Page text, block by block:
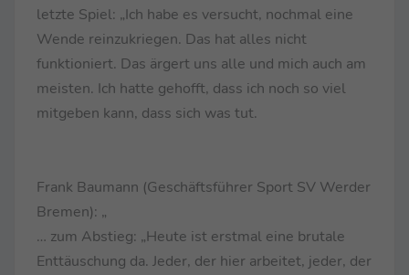
letzte Spiel: „Ich habe es versucht, nochmal eine
Wende reinzukriegen. Das hat alles nicht
funktioniert. Das ärgert uns alle und mich auch am
meisten. Ich hatte gehofft, dass ich noch so viel
mitgeben kann, dass sich was tut.
Frank Baumann (Geschäftsführer Sport SV Werder
Bremen): „
… zum Abstieg: „Heute ist erstmal eine brutale
Enttäuschung da. Jeder, der hier arbeitet, jeder, der